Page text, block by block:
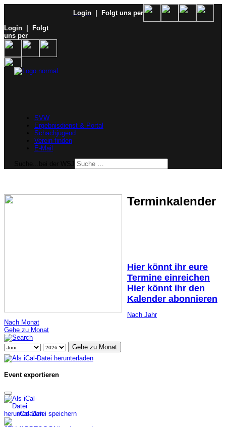
Login
| Folgt uns per
Login
| Folgt
uns per
SVW
Ergebnisdienst & Portal
Schachjugend
Verein finden
E-Mail
Terminkalender
Hier könnt ihr eure
Termine einreichen
Hier könnt ihr den
Kalender abonnieren
Nach Jahr
Nach Monat
Gehe zu Monat
Gehe zu Monat
Event exportieren
iCal-Datei speichern